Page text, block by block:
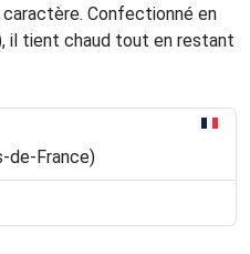
Confectionné en
il tient chaud tout en restant
de-France)